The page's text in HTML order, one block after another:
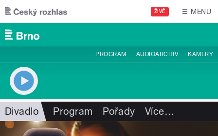
Přejít k hlavnímu obsahu
ŽIVĚ MENU
PROGRAM AUDIOARCHIV KAMERY
Divadlo Program Pořady Více…